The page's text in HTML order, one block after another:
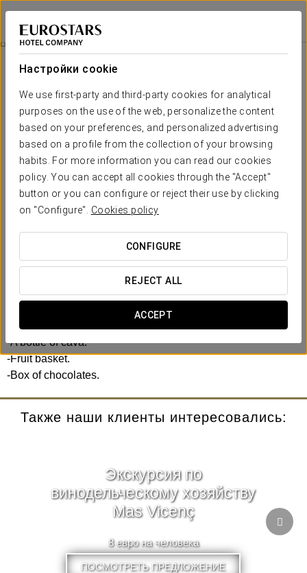
Настройки cookie
We use first-party and third-party cookies for analytical
purposes on the use of the web, personalize the content
based on your preferences, and personalized advertising
based on a profile from the collection of your browsing
habits. For more information you can read our cookies
policy. You can accept all cookies through the "Accept"
button or you can configure or reject their use by clicking
on "Configure". Cookies policy
CONFIGURE
REJECT ALL
ACCEPT
Crisol La Selva
ТАРРАГОНА - ЛА-СЕЛЬВА-ДЕЛЬ-КАМП
Pомантический Опыт
18 €
Pомантический опыт
If you are preparing a trip as a couple and your next
destination is Crisol La Selva, our romantic experience is all
you need to make your visit unforgettable.
Includes:
-A bottle of cava.
-Fruit basket.
-Box of chocolates.
Также наши клиенты интересовались:
Экскурсия по
винодельческому хозяйству
Mas Vicenç
8 евро на человека
ПОСМОТРЕТЬ ПРЕДЛОЖЕНИЕ